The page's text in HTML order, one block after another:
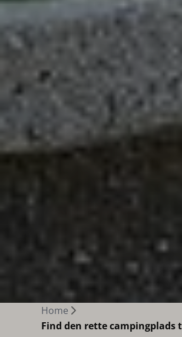
Home
Find den rette campingplads